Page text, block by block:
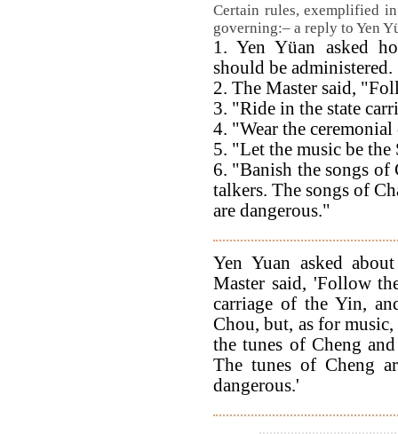
Certain rules, exemplified
governing:– a reply to Yen
1. Yen Yüan asked
should be administered.
2. The Master said,
3. "Ride in the state
4. "Wear the ceremonial
5. "Let the music be
6. "Banish the songs of
talkers. The songs of
are dangerous."
Yen Yuan asked
Master said, 'Follow
carriage of the Yin,
Chou, but, as for
the tunes of Cheng
The tunes of Cheng
dangerous.'